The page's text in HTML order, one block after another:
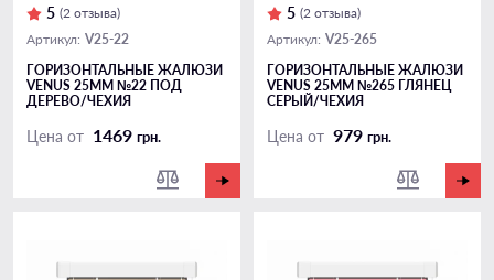
5 (2 отзыва)
Артикул: V25-22
ГОРИЗОНТАЛЬНЫЕ ЖАЛЮЗИ
VENUS 25ММ №22 ПОД
ДЕРЕВО/ЧЕХИЯ
Цена от 1469 грн.
5 (2 отзыва)
Артикул: V25-265
ГОРИЗОНТАЛЬНЫЕ ЖАЛЮЗИ
VENUS 25ММ №265 ГЛЯНЕЦ
СЕРЫЙ/ЧЕХИЯ
Цена от 979 грн.